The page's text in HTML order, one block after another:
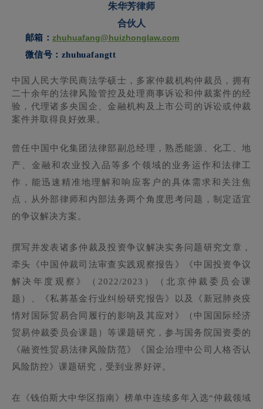
朱华芳律师
合伙人
邮箱：zhuhuafang@huizhonglaw.com
微信号：zhuhuafangtt
中国人民大学民商法学硕士，多家仲裁机构仲裁员，拥有
二十余年的法律风险管控及处理商事诉讼和仲裁案件的经
验，代理诸多央国企、金融机构及上市公司的诉讼或仲裁
案件并取得良好效果。
曾任中国中化集团法律部副总经理，熟悉能源、化工、地
产、金融和农业投入品等多个领域的业务运作和法律工
作，能迅速精准地理解和响应客户的具体需求和关注焦
点，从外部律师和内部法务两个角度思考问题，制定适宜
的争议解决方案。
撰写并发表诸多仲裁及投资争议解决实务问题研究文章，
牵头《中国仲裁司法审查实践观察报告》《中国投资争议
解决年度观察》（2022/2023）（北京仲裁委员会课
题）、《私募基金行业纠纷研究报告》以及《新冠肺炎疫
情对国际贸易合同履行的影响及其应对》（中国国际经济
贸易仲裁委员会课题）等课题研究，参与国务院国资委的
《融资性贸易法律风险防范》《国企治理中公司人格否认
风险防控》课题研究，受到业界好评。
在《钱伯斯大中华区指南》榜单中连续多年入选“仲裁领域